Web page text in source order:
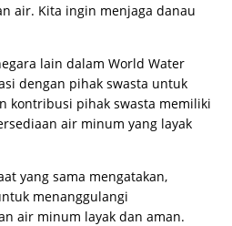
air. Kita ingin menjaga danau
lain dalam World Water
dengan pihak swasta untuk
kontribusi pihak swasta memiliki
air minum yang layak
yang sama mengatakan,
menanggulangi
air minum layak dan aman.